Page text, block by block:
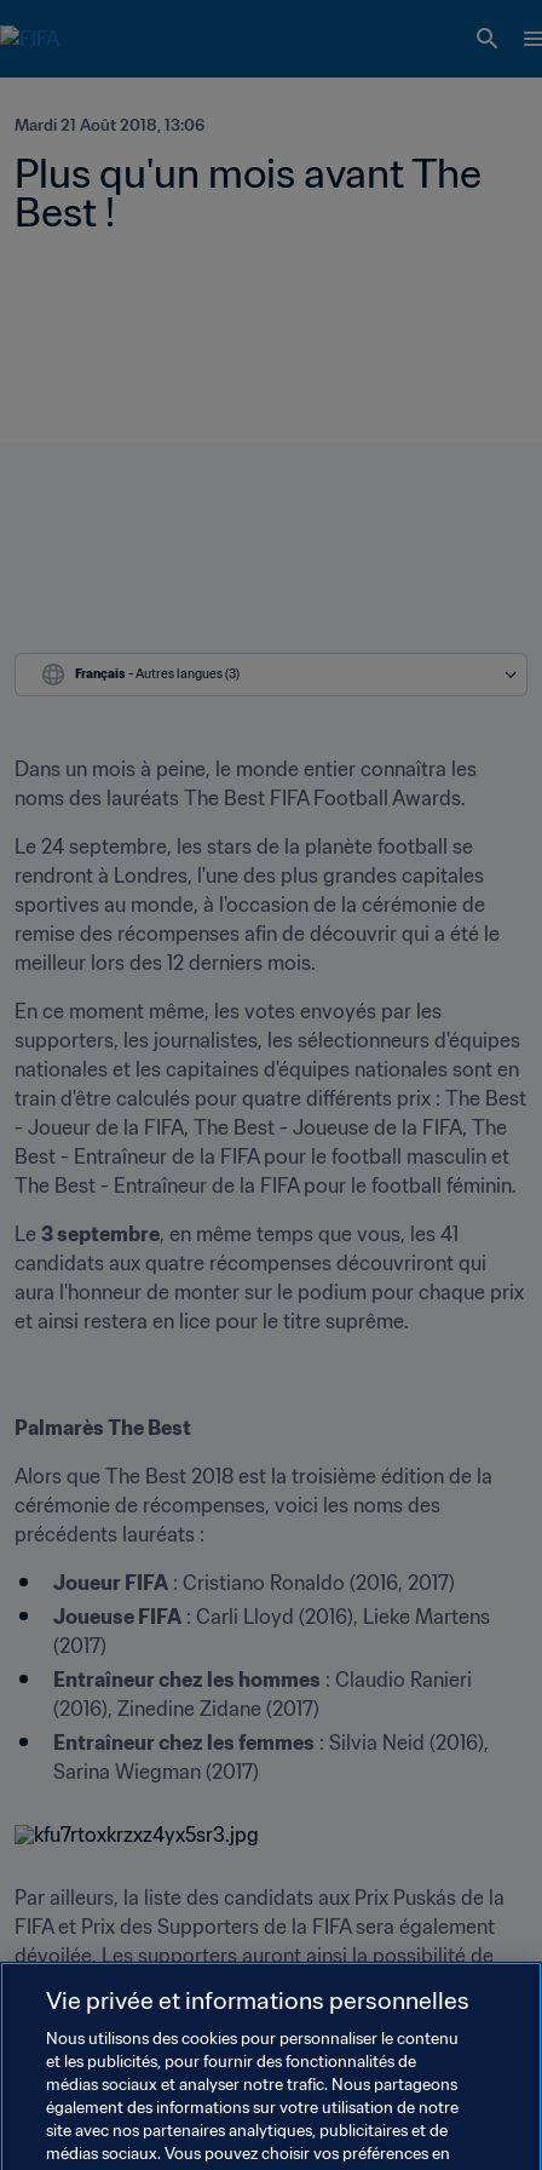
Mardi 21 Août 2018, 13:06
Plus qu'un mois avant The
Best !
Français - Autres langues (3)
Dans un mois à peine, le monde entier connaîtra les
noms des lauréats The Best FIFA Football Awards.
Le 24 septembre, les stars de la planète football se
rendront à Londres, l'une des plus grandes capitales
sportives au monde, à l'occasion de la cérémonie de
remise des récompenses afin de découvrir qui a été le
meilleur lors des 12 derniers mois.
En ce moment même, les votes envoyés par les
supporters, les journalistes, les sélectionneurs d'équipes
nationales et les capitaines d'équipes nationales sont en
train d'être calculés pour quatre différents prix : The Best
- Joueur de la FIFA, The Best - Joueuse de la FIFA, The
Best - Entraîneur de la FIFA pour le football masculin et
The Best - Entraîneur de la FIFA pour le football féminin.
Le 3 septembre, en même temps que vous, les 41
candidats aux quatre récompenses découvriront qui
aura l'honneur de monter sur le podium pour chaque prix
et ainsi restera en lice pour le titre suprême.
Palmarès The Best
Alors que The Best 2018 est la troisième édition de la
cérémonie de récompenses, voici les noms des
précédents lauréats :
Joueur FIFA : Cristiano Ronaldo (2016, 2017)
Joueuse FIFA : Carli Lloyd (2016), Lieke Martens
(2017)
Entraîneur chez les hommes : Claudio Ranieri
(2016), Zinedine Zidane (2017)
Entraîneur chez les femmes : Silvia Neid (2016),
Sarina Wiegman (2017)
Par ailleurs, la liste des candidats aux Prix Puskás de la
FIFA et Prix des Supporters de la FIFA sera également
dévoilée. Les supporters auront ainsi la possibilité de
Londres. Nous connaîtrons aussi le nom des trois
nommés pour le prix The Best - Gardien de la FIFA. L'un
d'eux marchera dans les traces de Gianluigi Buffon,
couronné l'an dernier pour la première édition de ce prix.
Pendant ce temps-là, les joueurs du monde entier
Vie privée et informations personnelles
Nous utilisons des cookies pour personnaliser le contenu
et les publicités, pour fournir des fonctionnalités de
médias sociaux et analyser notre trafic. Nous partageons
également des informations sur votre utilisation de notre
site avec nos partenaires analytiques, publicitaires et de
médias sociaux. Vous pouvez choisir vos préférences en